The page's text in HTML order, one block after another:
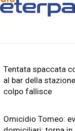
Tentata spaccata
al bar della
colpo fallisce
Omicidio Tomeo: